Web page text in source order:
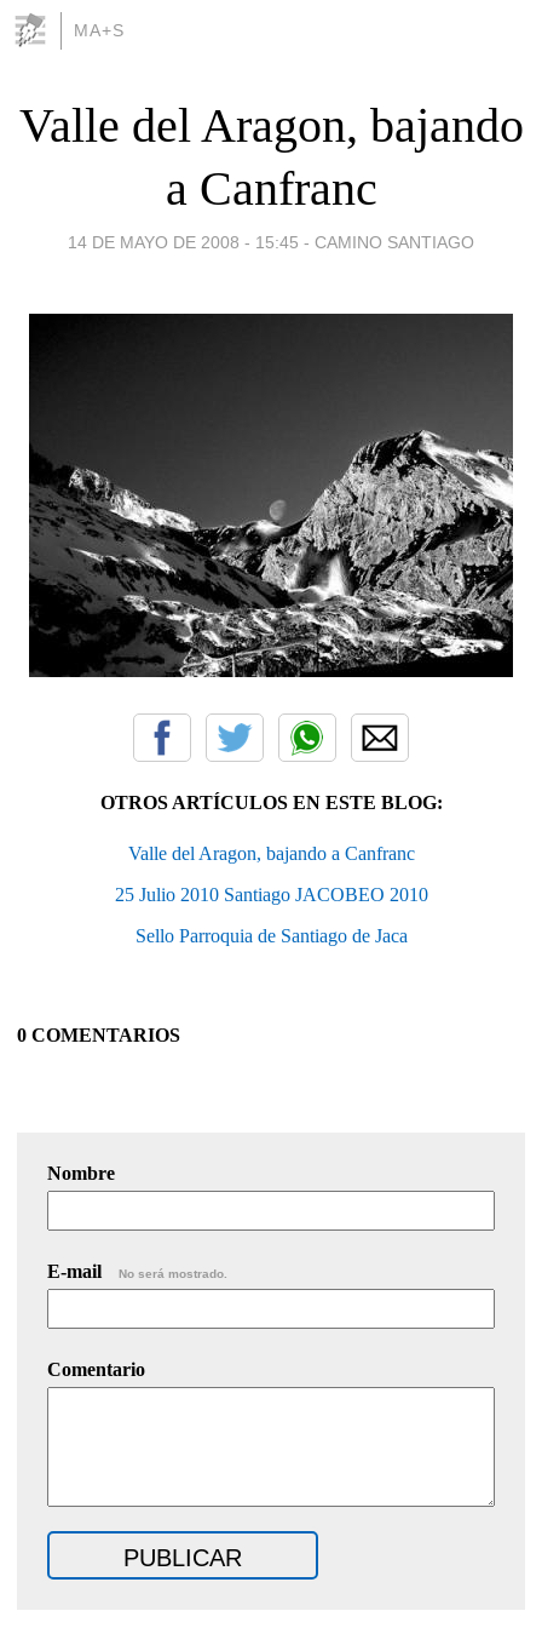
MA+S
Valle del Aragon, bajando
a Canfranc
14 DE MAYO DE 2008 - 15:45 - CAMINO SANTIAGO
OTROS ARTÍCULOS EN ESTE BLOG:
Valle del Aragon, bajando a Canfranc
25 Julio 2010 Santiago JACOBEO 2010
Sello Parroquia de Santiago de Jaca
0 COMENTARIOS
Nombre
E-mail No será mostrado.
Comentario